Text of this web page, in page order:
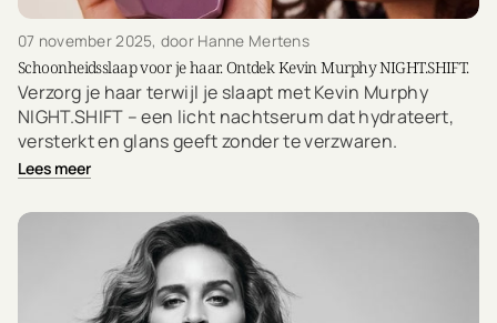
07 november 2025, door Hanne Mertens
Schoonheidsslaap voor je haar. Ontdek Kevin Murphy NIGHT.SHIFT.
Verzorg je haar terwijl je slaapt met Kevin Murphy
NIGHT.SHIFT – een licht nachtserum dat hydrateert,
versterkt en glans geeft zonder te verzwaren.
Lees meer